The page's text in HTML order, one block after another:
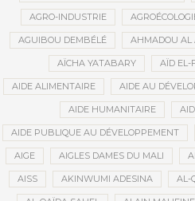
AGRO-INDUSTRIE
AGUIBOU DEMBÉLÉ AHMADOU AL
AÏCHA YATABARY AÏD EL-
AIDE ALIMENTAIRE AIDE AU
AIDE HUMANITAIRE
AIDE PUBLIQUE AU DÉVELOPPEMENT
AIGE AIGLES DAMES DU MALI
AISS AKINWUMI ADESINA AL-